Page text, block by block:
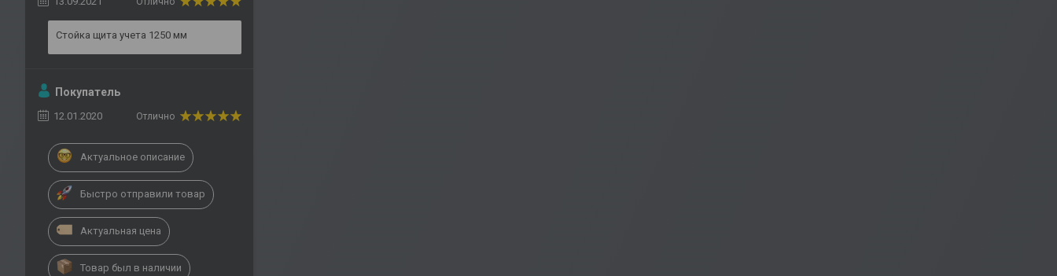
Стойка щита учета 1250 мм
Покупатель
12.01.2020 Отлично
Актуальное описание
Быстро отправили товар
Актуальная цена
Товар был в наличии